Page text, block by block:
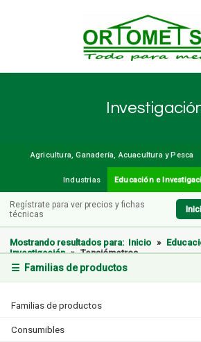
Agricultura, Ganadería, Acuacultura y Pesca
Industrias Educación e
Regístrate para ver precios y fichas
técnicas
☰ Familias de productos
Familias de productos
Consumibles
Mostrando resultados para: Inicio »
Investigación » Tensiómetros